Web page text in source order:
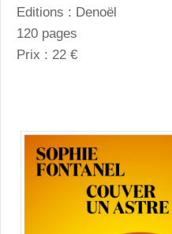
Editions : Denoël
120 pages
Prix : 22 €